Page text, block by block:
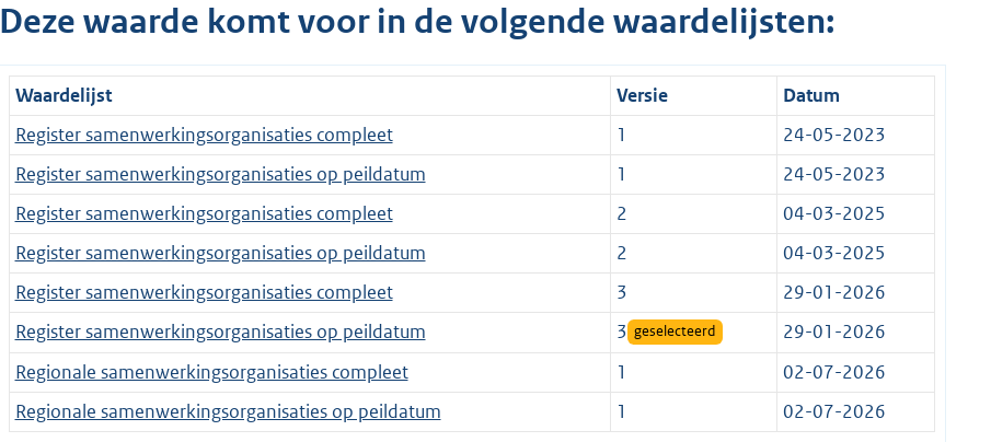
Deze waarde komt voor in de volgende waardelijsten:
Waardelijst Versie
Datum
Register samenwerkingsorganisaties compleet
1
24-05-2023
Register samenwerkingsorganisaties op peildatum
1
24-05-2023
Register samenwerkingsorganisaties compleet
2
04-03-2025
Register samenwerkingsorganisaties op peildatum
2
04-03-2025
Register samenwerkingsorganisaties compleet
3
29-01-2026
Register samenwerkingsorganisaties op peildatum
3 geselecteerd
29-01-2026
Regionale samenwerkingsorganisaties compleet
1
02-07-2026
Regionale samenwerkingsorganisaties op peildatum
1 02-07-2026